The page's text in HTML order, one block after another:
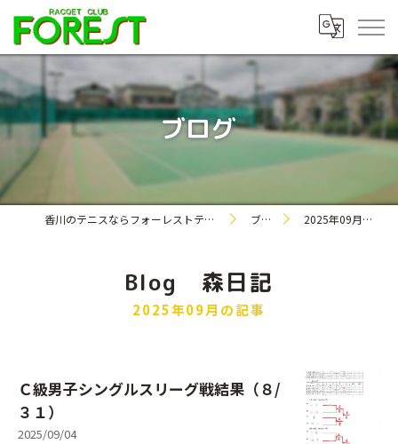
ブログ
香川のテニスならフォーレストテニスクラブ ブログ 2025年09月の記事
Blog 森日記
2025年09月の記事
Ｃ級男子シングルスリーグ戦結果（８/
３１）
2025/09/04